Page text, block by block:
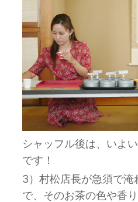
シャッフル後は、いよ
です！
3）村松店長が急須で
で、そのお茶の色や香